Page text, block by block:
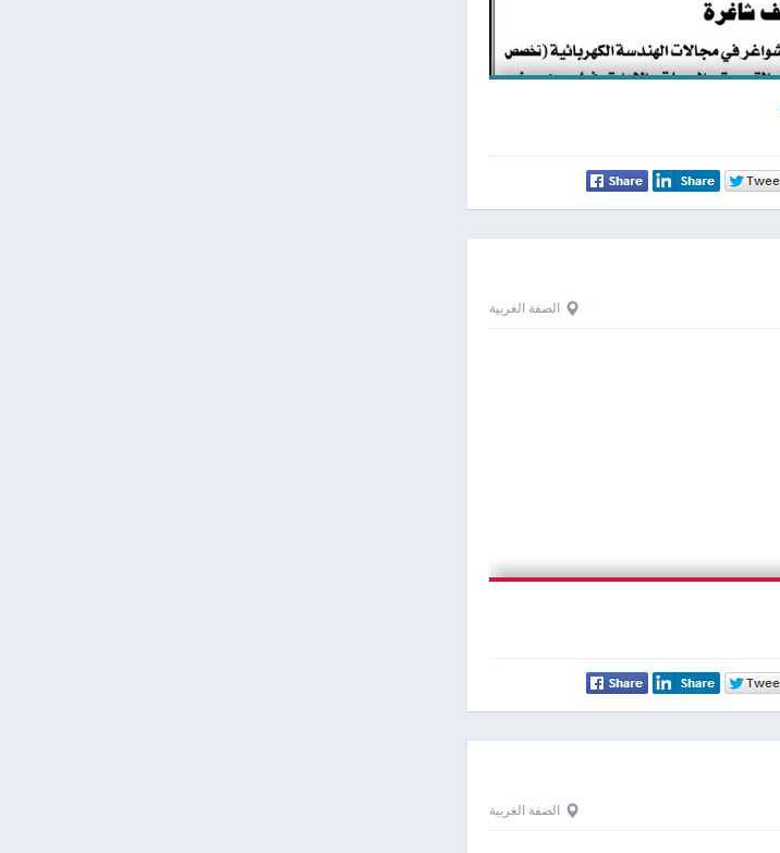
الضفة الغربية
الضفة الغربية